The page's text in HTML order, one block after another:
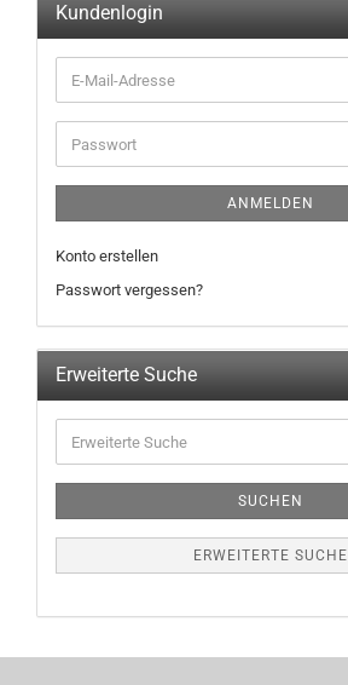
Kundenlogin
ANMELDEN
Konto erstellen
Passwort vergessen?
Erweiterte Suche
SUCHEN
ERWEITERTE SUCHE